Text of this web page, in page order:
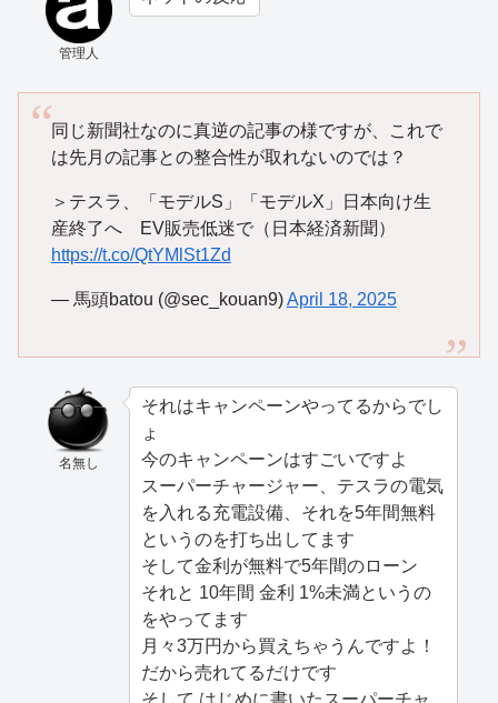
管理人
同じ新聞社なのに真逆の記事の様ですが、これで
は先月の記事との整合性が取れないのでは？
＞テスラ、「モデルS」「モデルX」日本向け生
産終了へ EV販売低迷で（日本経済新聞）
https://t.co/QtYMlSt1Zd
— 馬頭batou (@sec_kouan9)April 18, 2025
名無し
それはキャンペーンやってるからでし
ょ
今のキャンペーンはすごいですよ
スーパーチャージャー、テスラの電気
を入れる充電設備、それを5年間無料
というのを打ち出してます
そして金利が無料で5年間のローン
それと 10年間 金利 1%未満というの
をやってます
月々3万円から買えちゃうんですよ！
だから売れてるだけです
そして はじめに書いたスーパーチャ